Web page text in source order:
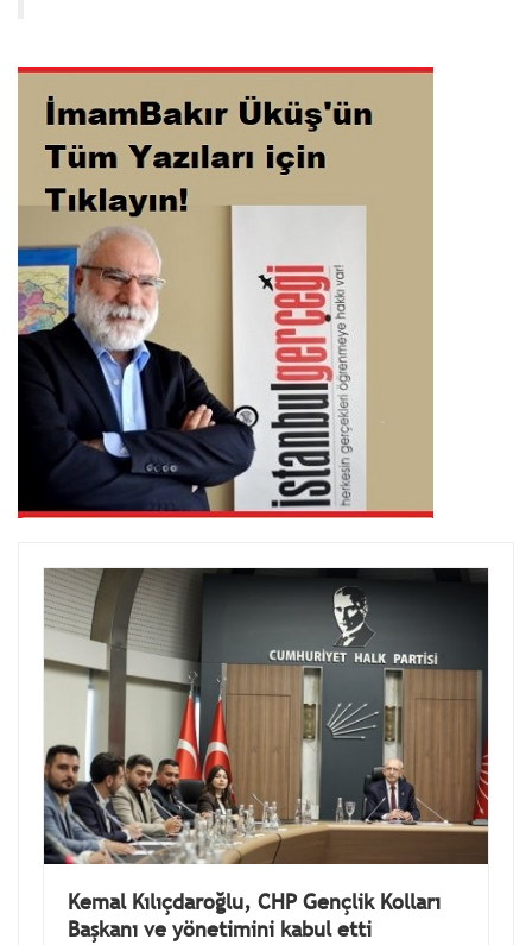
Kemal Kılıçdaroğlu, CHP Gençlik Kolları
Başkanı ve yönetimini kabul etti